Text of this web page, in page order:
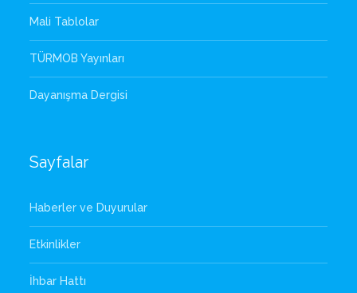
Mali Tablolar
TÜRMOB Yayınları
Dayanışma Dergisi
Sayfalar
Haberler ve Duyurular
Etkinlikler
İhbar Hattı